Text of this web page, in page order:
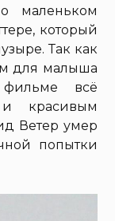
маленьком
который
Так как
для малыша
всё
и красивым
Ветер умер
попытки